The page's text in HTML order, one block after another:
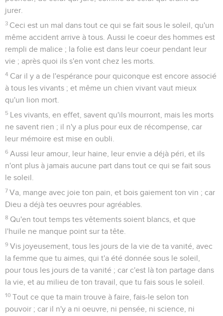
jurer.
3 Ceci est un mal dans tout ce qui se fait sous le soleil, qu'un
même accident arrive à tous. Aussi le coeur des hommes est
rempli de malice ; la folie est dans leur coeur pendant leur
vie ; après quoi ils s'en vont chez les morts.
4 Car il y a de l'espérance pour quiconque est encore associé
à tous les vivants ; et même un chien vivant vaut mieux
qu'un lion mort.
5 Les vivants, en effet, savent qu'ils mourront, mais les morts
ne savent rien ; il n'y a plus pour eux de récompense, car
leur mémoire est mise en oubli.
6 Aussi leur amour, leur haine, leur envie a déjà péri, et ils
n'ont plus à jamais aucune part dans tout ce qui se fait sous
le soleil.
7 Va, mange avec joie ton pain, et bois gaiement ton vin ; car
Dieu a déjà tes oeuvres pour agréables.
8 Qu'en tout temps tes vêtements soient blancs, et que
l'huile ne manque point sur ta tête.
9 Vis joyeusement, tous les jours de la vie de ta vanité, avec
la femme que tu aimes, qui t'a été donnée sous le soleil,
pour tous les jours de ta vanité ; car c'est là ton partage dans
la vie, et au milieu de ton travail, que tu fais sous le soleil.
10 Tout ce que ta main trouve à faire, fais-le selon ton
pouvoir ; car il n'y a ni oeuvre, ni pensée, ni science, ni